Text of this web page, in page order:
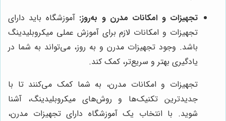
تجهیزات و امکانات مدرن و به‌روز: آموزشگاه باید دارای
تجهیزات و امکانات لازم برای آموزش عملی میکروبلیدینگ
باشد. وجود تجهیزات مدرن و به روز، می‌تواند به شما در
یادگیری بهتر و سریع‌تر، کمک کند.
تجهیزات و امکانات مدرن، به شما کمک می‌کنند تا با
جدیدترین تکنیک‌ها و روش‌های میکروبلیدینگ، آشنا
شوید. با انتخاب یک آموزشگاه دارای تجهیزات مدرن،